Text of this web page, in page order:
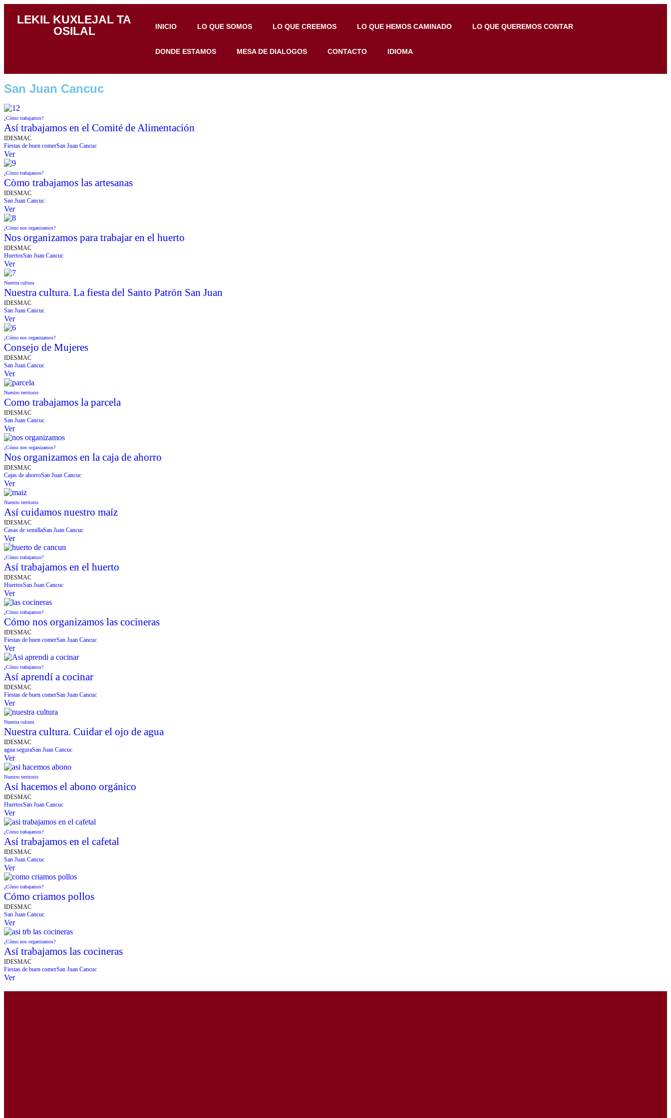
LEKIL KUXLEJAL TA
OSILAL
INICIO LO QUE SOMOS LO QUE CREEMOS LO QUE HEMOS CAMINADO LO QUE QUEREMOS CONTAR
DONDE ESTAMOS MESA DE DIALOGOS CONTACTO IDIOMA
San Juan Cancuc
¿Cómo trabajamos?
Así trabajamos en el Comité de Alimentación
IDESMAC
Fiestas de buen comerSan Juan Cancuc
Ver
¿Cómo trabajamos?
Còmo trabajamos las artesanas
IDESMAC
San Juan Cancuc
Ver
¿Cómo nos organizamos?
Nos organizamos para trabajar en el huerto
IDESMAC
HuertosSan Juan Cancuc
Ver
Nuestra cultura
Nuestra cultura. La fiesta del Santo Patrón San Juan
IDESMAC
San Juan Cancuc
Ver
¿Cómo nos organizamos?
Consejo de Mujeres
IDESMAC
San Juan Cancuc
Ver
Nuestro territorio
Como trabajamos la parcela
IDESMAC
San Juan Cancuc
Ver
¿Cómo nos organizamos?
Nos organizamos en la caja de ahorro
IDESMAC
Cajas de ahorroSan Juan Cancuc
Ver
Nuestro territorio
Así cuidamos nuestro maíz
IDESMAC
Casas de semillaSan Juan Cancuc
Ver
¿Cómo trabajamos?
Así trabajamos en el huerto
IDESMAC
HuertosSan Juan Cancuc
Ver
¿Cómo trabajamos?
Cómo nos organizamos las cocineras
IDESMAC
Fiestas de buen comerSan Juan Cancuc
Ver
¿Cómo trabajamos?
Así aprendí a cocinar
IDESMAC
Fiestas de buen comerSan Juan Cancuc
Ver
Nuestra cultura
Nuestra cultura. Cuidar el ojo de agua
IDESMAC
agua seguraSan Juan Cancuc
Ver
Nuestro territorio
Así hacemos el abono orgánico
IDESMAC
HuertosSan Juan Cancuc
Ver
¿Cómo trabajamos?
Así trabajamos en el cafetal
IDESMAC
San Juan Cancuc
Ver
¿Cómo trabajamos?
Cómo criamos pollos
IDESMAC
San Juan Cancuc
Ver
¿Cómo nos organizamos?
Así trabajamos las cocineras
IDESMAC
Fiestas de buen comerSan Juan Cancuc
Ver